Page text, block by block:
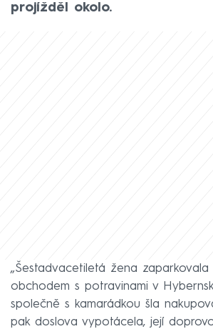
projížděl okolo.
„Šestadvacetiletá žena zaparkovala
obchodem s potravinami v
společně s kamarádkou šla
pak doslova vypotácela, její